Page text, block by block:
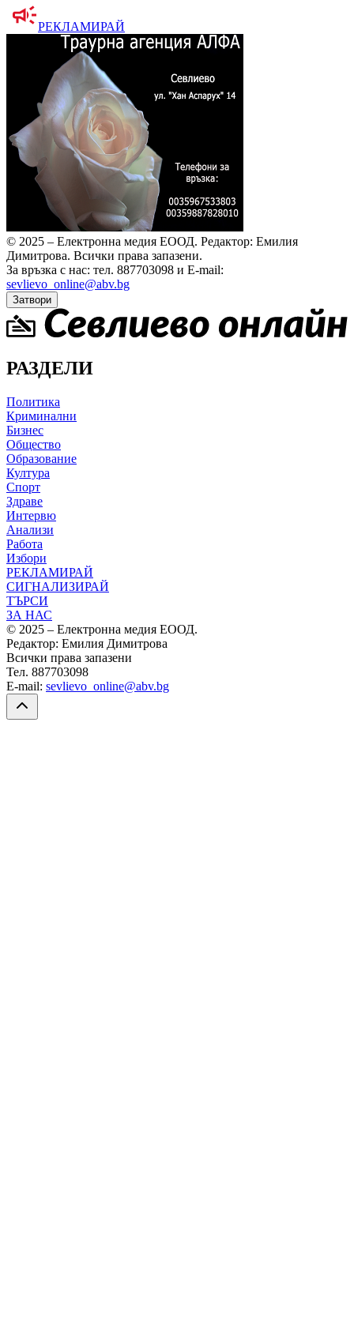
РЕКЛАМИРАЙ
© 2025 – Електронна медия ЕООД. Редактор: Емилия
Димитрова. Всички права запазени.
За връзка с нас: тел. 887703098 и E-mail:
sevlievo_online@abv.bg
Затвори
РАЗДЕЛИ
Политика
Криминални
Бизнес
Общество
Образование
Култура
Спорт
Здраве
Интервю
Анализи
Работа
Избори
РЕКЛАМИРАЙ
СИГНАЛИЗИРАЙ
ТЪРСИ
ЗА НАС
© 2025 – Електронна медия ЕООД.
Редактор: Емилия Димитрова
Всички права запазени
Тел. 887703098
E-mail: sevlievo_online@abv.bg